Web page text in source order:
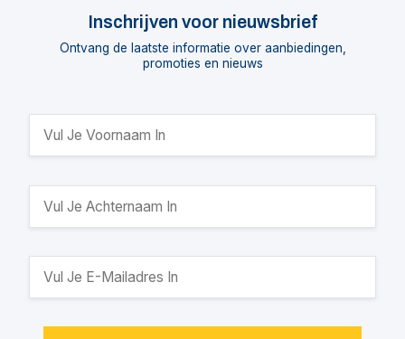
Inschrijven voor nieuwsbrief
Ontvang de laatste informatie over aanbiedingen,
promoties en nieuws